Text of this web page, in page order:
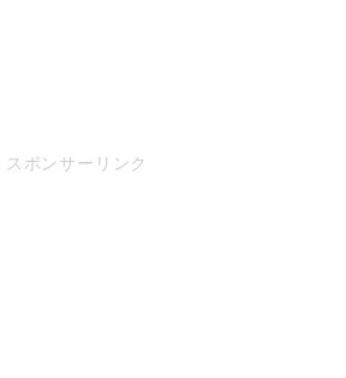
スポンサーリンク